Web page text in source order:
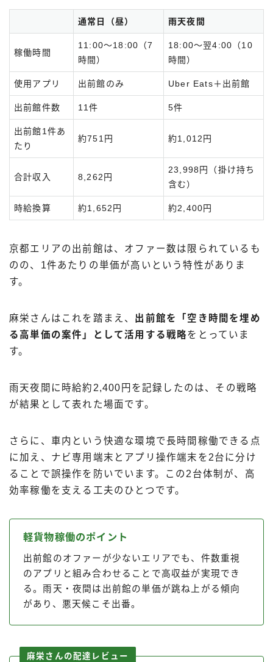
Follow Me
通常日（昼） 雨天夜間
稼働時間
11:00〜18:00（7
時間）
18:00〜翌4:00（10
時間）
使用アプリ 出前館のみ Uber Eats＋出前館
出前館件数 11件 5件
出前館1件あ
たり
約751円 約1,012円
合計収入 8,262円
23,998円（掛け持ち
含む）
時給換算 約1,652円 約2,400円
京都エリアの出前館は、オファー数は限られているも
のの、1件あたりの単価が高いという特性がありま
す。
麻栄さんはこれを踏まえ、 出前館を「空き時間を埋め
る高単価の案件」として活用する戦略をとっていま
す。
雨天夜間に時給約2,400円を記録したのは、その戦略
が結果として表れた場面です。
さらに、車内という快適な環境で長時間稼働できる点
に加え、ナビ専用端末とアプリ操作端末を2台に分け
ることで誤操作を防いでいます。この2台体制が、高
効率稼働を支える工夫のひとつです。
軽貨物稼働のポイント
出前館のオファーが少ないエリアでも、件数重視
のアプリと組み合わせることで高収益が実現でき
る。雨天・夜間は出前館の単価が跳ね上がる傾向
があり、悪天候こそ出番。
麻栄さんの配達レビュー